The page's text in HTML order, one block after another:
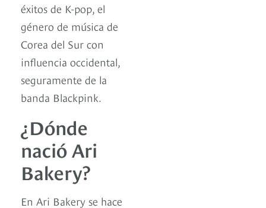
éxitos de K-pop, el
género de música de
Corea del Sur con
influencia occidental,
seguramente de la
banda Blackpink.
¿Dónde
nació Ari
Bakery?
En Ari Bakery se hace